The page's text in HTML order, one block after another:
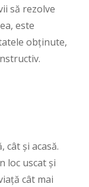
să rezolve
este
obținute,
și acasă.
loc uscat și
cât mai